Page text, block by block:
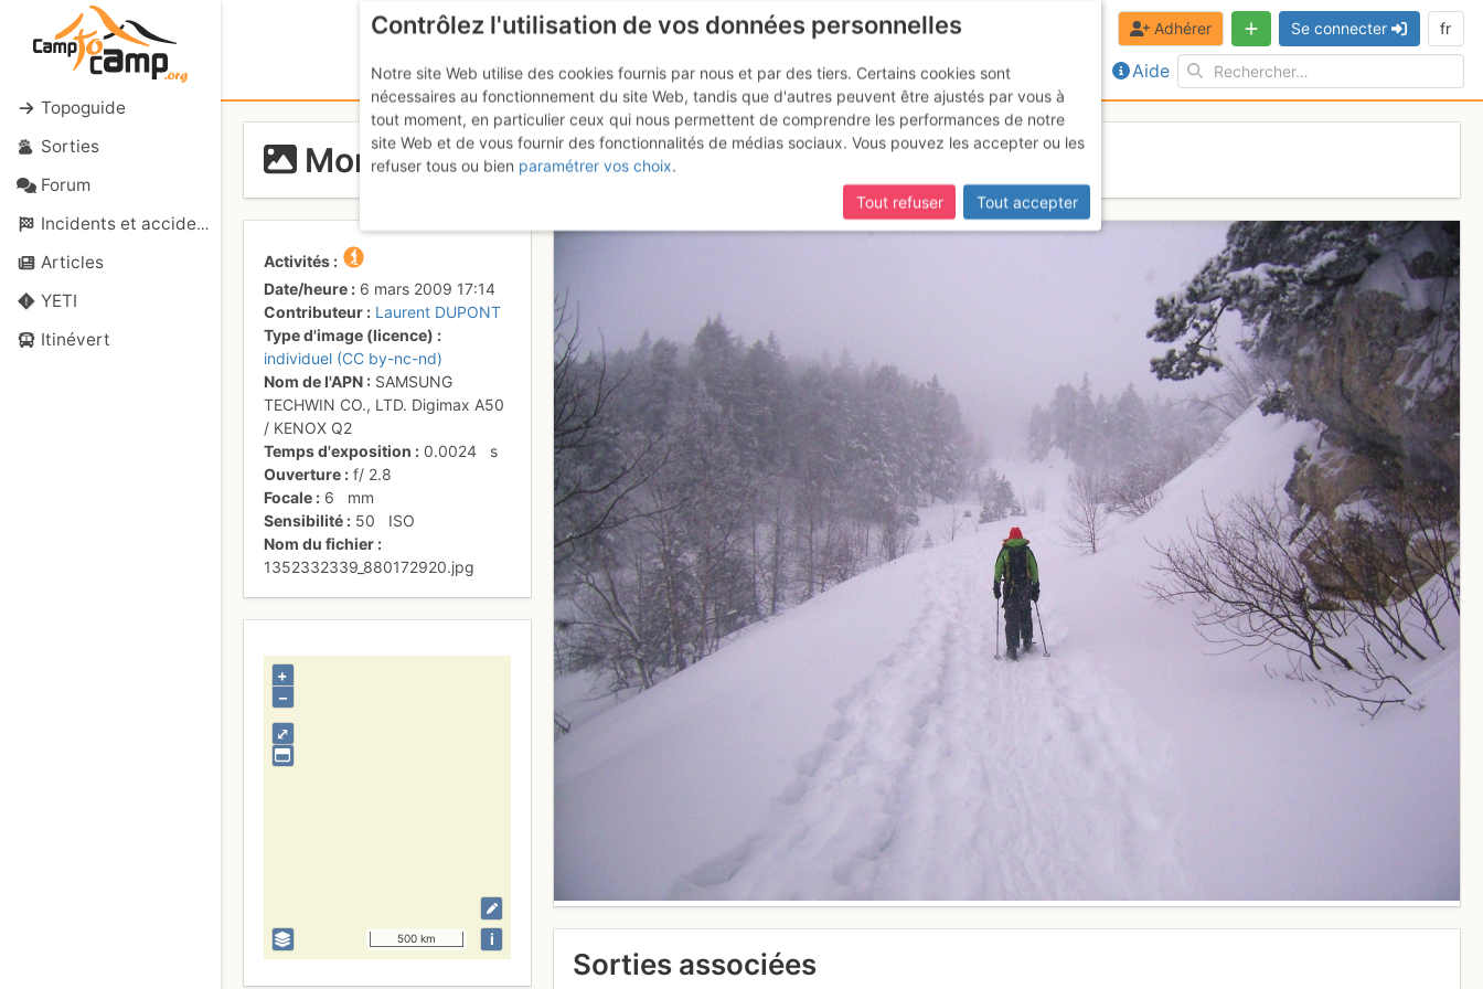
Topoguide
Sorties
Forum
Incidents et accidents
Articles
YETI
Itinévert
Aide
Adhérer Se connecter fr
Montée dans la tempête de neige
Activités
Date/heure
6 mars 2009 17:14
Contributeur
Laurent DUPONT
Type d'image (licence)
individuel (CC by-nc-nd)
Nom de l'APN
SAMSUNG
TECHWIN CO., LTD. Digimax A50
/ KENOX Q2
Temps d'exposition
0.0024
s
Ouverture
f/2.8
Focale
6
mm
Sensibilité
50
ISO
Nom du fichier
1352332339_880172920.jpg
⤢
+
–
500 km i
Sorties associées
Contrôlez l'utilisation de vos données personnelles
Notre site Web utilise des cookies fournis par nous et par des tiers. Certains cookies sont
nécessaires au fonctionnement du site Web, tandis que d'autres peuvent être ajustés par vous à
tout moment, en particulier ceux qui nous permettent de comprendre les performances de notre
site Web et de vous fournir des fonctionnalités de médias sociaux. Vous pouvez les accepter ou les
refuser tous ou bien paramétrer vos choix.
Tout refuser
Tout accepter